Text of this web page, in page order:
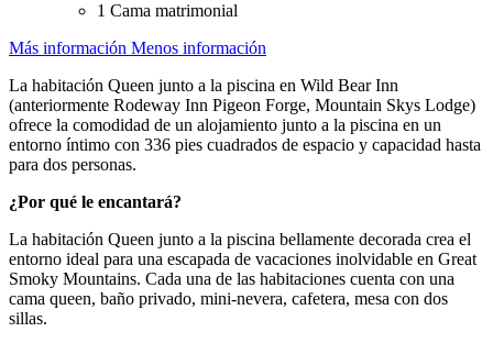
1 Cama matrimonial
Más información Menos información
La habitación Queen junto a la piscina en Wild Bear Inn
(anteriormente Rodeway Inn Pigeon Forge, Mountain Skys Lodge)
ofrece la comodidad de un alojamiento junto a la piscina en un
entorno íntimo con 336 pies cuadrados de espacio y capacidad hasta
para dos personas.
¿Por qué le encantará?
La habitación Queen junto a la piscina bellamente decorada crea el
entorno ideal para una escapada de vacaciones inolvidable en Great
Smoky Mountains. Cada una de las habitaciones cuenta con una
cama queen, baño privado, mini-nevera, cafetera, mesa con dos
sillas.